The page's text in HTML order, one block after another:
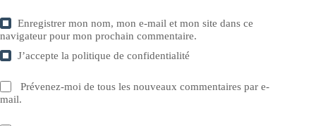
Enregistrer mon nom, mon e-mail et mon site dans ce
navigateur pour mon prochain commentaire.
J’accepte lapolitique de confidentialité
Prévenez-moi de tous les nouveaux commentaires par e-
mail.